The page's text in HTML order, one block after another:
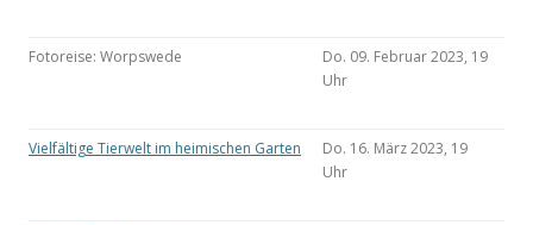
Fotoreise: Worpswede
Do. 09. Februar 2023, 19
Uhr
Vielfältige Tierwelt im heimischen Garten
Do. 16. März 2023, 19
Uhr